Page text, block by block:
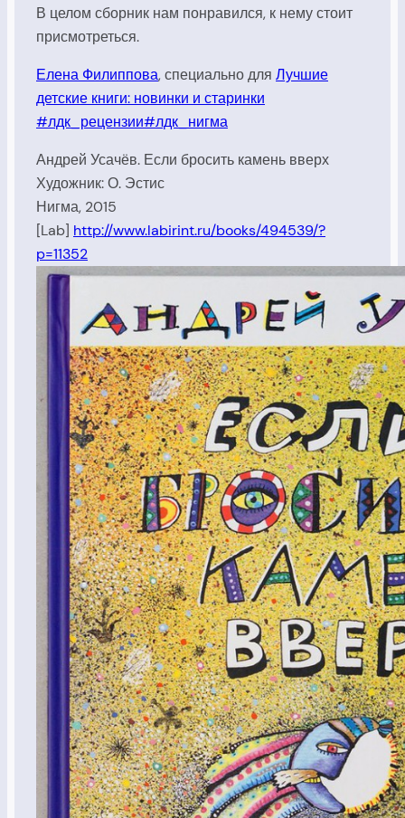
В целом сборник нам понравился, к нему стоит
присмотреться.
Елена Филиппова,специальнодля Лучшие
детские книги: новинки и старинки
#лдк_рецензии#лдк_нигма
Андрей Усачёв. Если бросить камень вверх
Художник: О. Эстис
Нигма, 2015
[Lab] http://www.labirint.ru/books/494539/?
p=11352